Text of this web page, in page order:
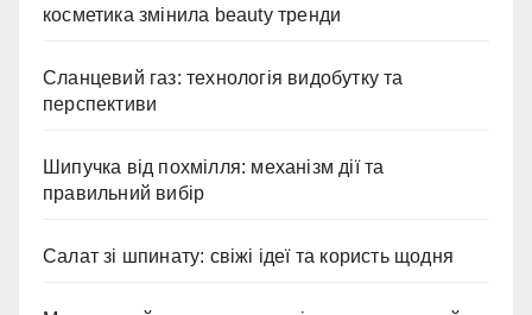
косметика змінила beauty тренди
Сланцевий газ: технологія видобутку та
перспективи
Шипучка від похмілля: механізм дії та
правильний вибір
Салат зі шпинату: свіжі ідеї та користь щодня